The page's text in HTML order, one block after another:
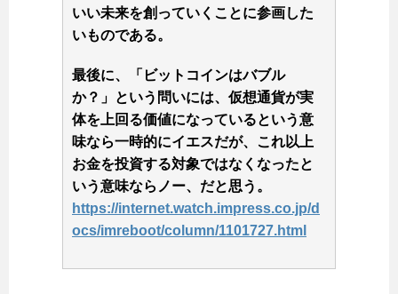
いい未来を創っていくことに参画した
いものである。
最後に、「ビットコインはバブル
か？」という問いには、仮想通貨が実
体を上回る価値になっているという意
味なら一時的にイエスだが、これ以上
お金を投資する対象ではなくなったと
いう意味ならノー、だと思う。
https://internet.watch.impress.co.jp/d
ocs/imreboot/column/1101727.html